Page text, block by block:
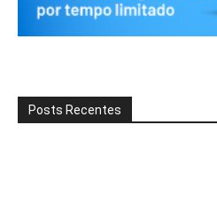
Posts Recentes